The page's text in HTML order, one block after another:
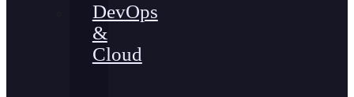
DevOps
&
Cloud